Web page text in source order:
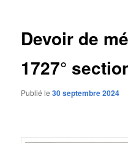
Devoir de
1727°
Publié le30 septembre 2024